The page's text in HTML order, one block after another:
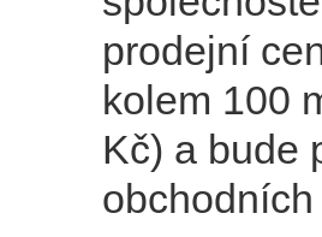
prodejní
kolem 100
Kč) a bude